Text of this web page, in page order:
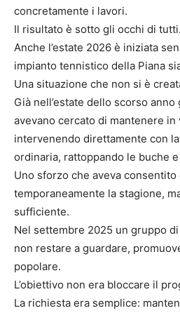
concretamente i lavori.
Il risultato è sotto gli occhi di tutti.
Anche l’estate 2026 è iniziata
impianto tennistico della Piana
Una situazione che non si è
Già nell’estate dello scorso
avevano cercato di mantenere in
intervenendo direttamente con
ordinaria, rattoppando le buche
Uno sforzo che aveva consentito
temporaneamente la stagione,
sufficiente.
Nel settembre 2025 un gruppo
non restare a guardare,
popolare.
L’obiettivo non era bloccare il
La richiesta era semplice: